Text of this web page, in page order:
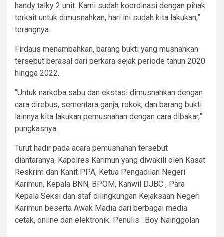
handy talky 2 unit. Kami sudah koordinasi dengan pihak
terkait untuk dimusnahkan, hari ini sudah kita lakukan,”
terangnya.
Firdaus menambahkan, barang bukti yang musnahkan
tersebut berasal dari perkara sejak periode tahun 2020
hingga 2022.
“Untuk narkoba sabu dan ekstasi dimusnahkan dengan
cara direbus, sementara ganja, rokok, dan barang bukti
lainnya kita lakukan pemusnahan dengan cara dibakar,”
pungkasnya.
Turut hadir pada acara pemusnahan tersebut
diantaranya, Kapolres Karimun yang diwakili oleh Kasat
Reskrim dan Kanit PPA, Ketua Pengadilan Negeri
Karimun, Kepala BNN, BPOM, Kanwil DJBC , Para
Kepala Seksi dan staf dilingkungan Kejaksaan Negeri
Karimun beserta Awak Madia dari berbagai media
cetak, online dan elektronik. Penulis : Boy Nainggolan